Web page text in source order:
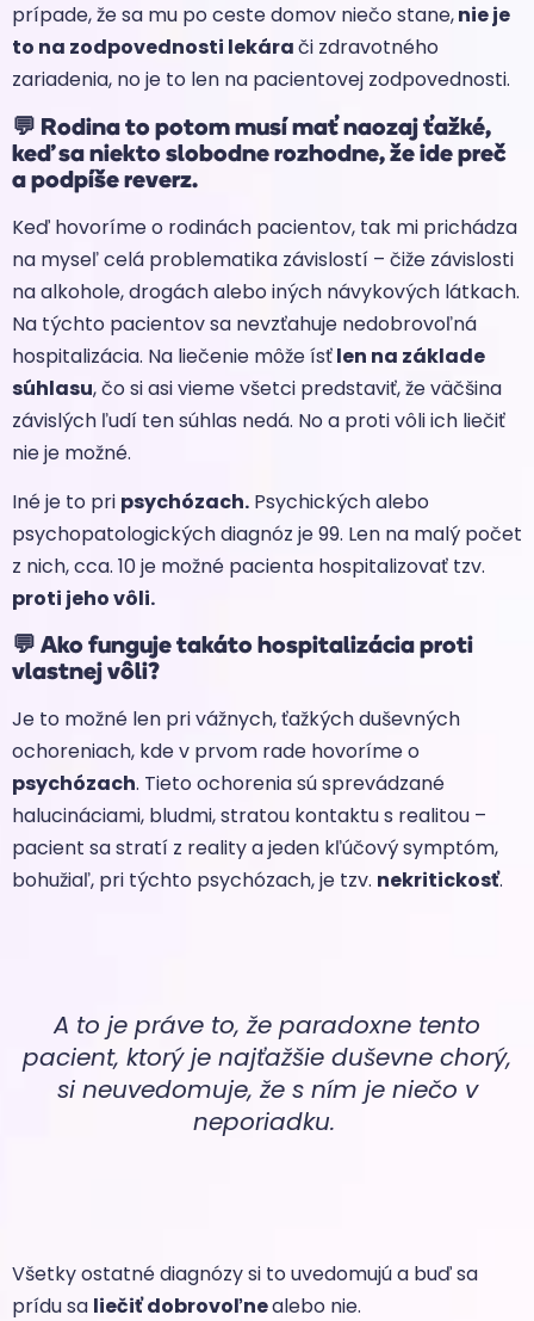
prípade, že sa mu po ceste domov niečo stane,nie je
to na zodpovednosti lekárači zdravotného
zariadenia, no je to len na pacientovej zodpovednosti.
💬 Rodina to potom musí mať naozaj ťažké,
keď sa niekto slobodne rozhodne, že ide preč
a podpíše reverz.
Keď hovoríme o rodinách pacientov, tak mi prichádza
na myseľ celá problematika závislostí – čiže závislosti
na alkohole, drogách alebo iných návykových látkach.
Na týchto pacientov sa nevzťahuje nedobrovoľná
hospitalizácia. Na liečenie môže ísťlen na základe
súhlasu, čo si asi vieme všetci predstaviť, že väčšina
závislých ľudí ten súhlas nedá. No a proti vôli ich liečiť
nie je možné.
Iné je to pri psychózach. Psychických alebo
psychopatologických diagnóz je 99. Len na malý počet
z nich, cca. 10 je možné pacienta hospitalizovať tzv.
proti jeho vôli.
💬 Ako funguje takáto hospitalizácia proti
vlastnej vôli?
Je to možné len pri vážnych, ťažkých duševných
ochoreniach, kde v prvom rade hovoríme o
psychózach. Tieto ochorenia sú sprevádzané
halucináciami, bludmi, stratou kontaktu s realitou –
pacient sa stratí z reality a jeden kľúčový symptóm,
bohužiaľ, pri týchto psychózach, je tzv. nekritickosť.
A to je práve to, že paradoxne tento
pacient, ktorý je najťažšie duševne chorý,
si neuvedomuje, že s ním je niečo v
neporiadku.
Všetky ostatné diagnózy si to uvedomujú a buď sa
prídu sa liečiť dobrovoľnealebo nie.